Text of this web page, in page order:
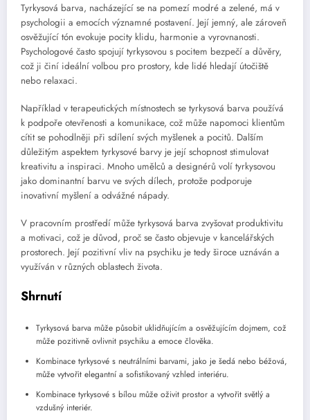
Tyrkysová barva, nacházející se na pomezí modré a zelené, má v
psychologii a emocích významné postavení. Její jemný, ale zároveň
osvěžující tón evokuje pocity klidu, harmonie a vyrovnanosti.
Psychologové často spojují tyrkysovou s pocitem bezpečí a důvěry,
což ji činí ideální volbou pro prostory, kde lidé hledají útočiště
nebo relaxaci.
Například v terapeutických místnostech se tyrkysová barva používá
k podpoře otevřenosti a komunikace, což může napomoci klientům
cítit se pohodlněji při sdílení svých myšlenek a pocitů. Dalším
důležitým aspektem tyrkysové barvy je její schopnost stimulovat
kreativitu a inspiraci. Mnoho umělců a designérů volí tyrkysovou
jako dominantní barvu ve svých dílech, protože podporuje
inovativní myšlení a odvážné nápady.
V pracovním prostředí může tyrkysová barva zvyšovat produktivitu
a motivaci, což je důvod, proč se často objevuje v kancelářských
prostorech. Její pozitivní vliv na psychiku je tedy široce uznáván a
využíván v různých oblastech života.
Shrnutí
Tyrkysová barva může působit uklidňujícím a osvěžujícím dojmem, což
může pozitivně ovlivnit psychiku a emoce člověka.
Kombinace tyrkysové s neutrálními barvami, jako je šedá nebo béžová,
může vytvořit elegantní a sofistikovaný vzhled interiéru.
Kombinace tyrkysové s bílou může oživit prostor a vytvořit světlý a
vzdušný interiér.